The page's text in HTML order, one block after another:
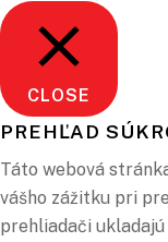
CLOSE
PREHĽAD
Táto webová
vášho zážitku pri
prehliadači